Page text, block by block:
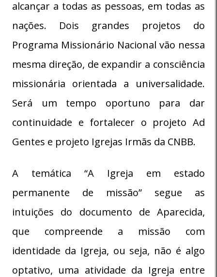
alcançar a todas as pessoas, em todas as
nações. Dois grandes projetos do
Programa Missionário Nacional vão nessa
mesma direção, de expandir a consciência
missionária orientada a universalidade.
Será um tempo oportuno para dar
continuidade e fortalecer o projeto Ad
Gentes e projeto Igrejas Irmãs da CNBB.
A temática “A Igreja em estado
permanente de missão” segue as
intuições do documento de Aparecida,
que compreende a missão com
identidade da Igreja, ou seja, não é algo
optativo, uma atividade da Igreja entre